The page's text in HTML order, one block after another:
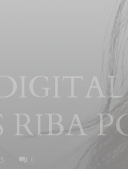
RIBA
0